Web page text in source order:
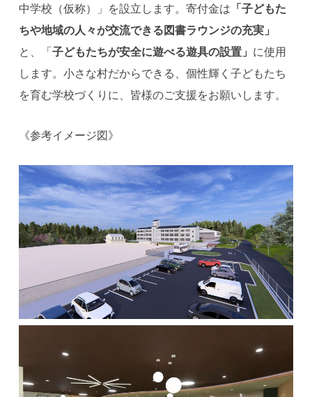
中学校（仮称）」を設立します。寄付金は 「子どもた
ちや地域の人々が交流できる図書ラウンジの充実」
と、「子どもたちが安全に遊べる遊具の設置」 に使用
します。小さな村だからできる、個性輝く子どもたち
を育む学校づくりに、皆様のご支援をお願いします。
《参考イメージ図》